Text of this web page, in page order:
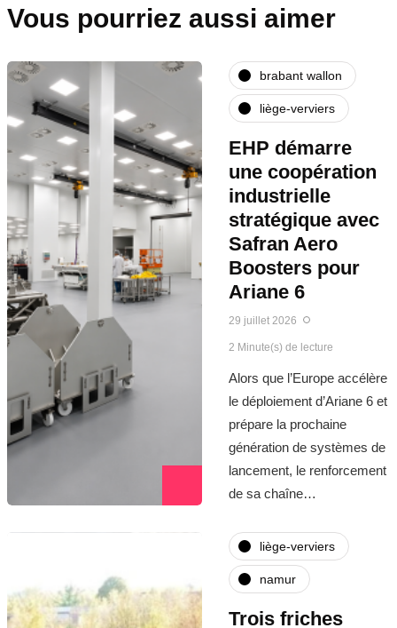
Vous pourriez aussi aimer
brabant wallon
liège-verviers
EHP démarre
une coopération
industrielle
stratégique avec
Safran Aero
Boosters pour
Ariane 6
29 juillet 2026
2 Minute(s) de lecture
Alors que l’Europe accélère
le déploiement d’Ariane 6 et
prépare la prochaine
génération de systèmes de
lancement, le renforcement
de sa chaîne…
liège-verviers
namur
Trois friches